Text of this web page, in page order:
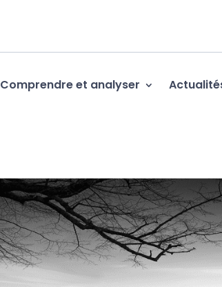
Comprendre et analyser